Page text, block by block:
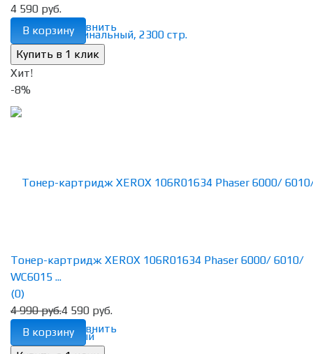
избранное сравнить
4 590 руб.
В корзину
Хит!
-8%
избранное сравнить
Тонер-картридж XEROX 106R01634 Phaser 6000/ 6010/
WC6015 ...
(0)
4 990 руб.4 590 руб.
В корзину